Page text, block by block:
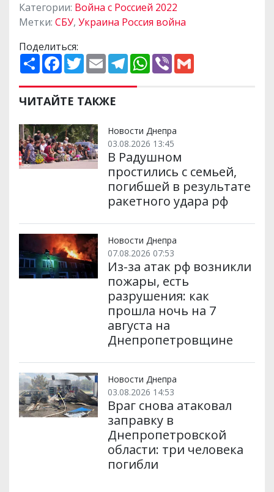
Категории: Война с Россией 2022
Метки: СБУ, Украина Россия война
Поделиться:
П
о
и
р
и
и
F
a
e
b
o
k
T
w
t
t
e
E
m
i
l
T
e
e
m
W
h
p
V
ЧИТАЙТЕ ТАКЖЕ
Новости Днепра
03.08.2026 13:45
В Радушном
простились с семьей,
погибшей в результате
ракетного удара рф
Новости Днепра
07.08.2026 07:53
Из-за атак рф возникли
пожары, есть
разрушения: как
прошла ночь на 7
августа на
Днепропетровщине
Новости Днепра
03.08.2026 14:53
Враг снова атаковал
заправку в
Днепропетровской
области: три человека
погибли